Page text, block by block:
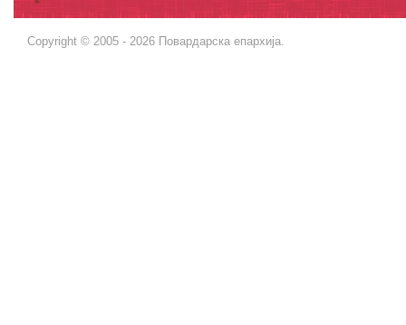
Copyright © 2005 - 2026 Повардарска епархија.